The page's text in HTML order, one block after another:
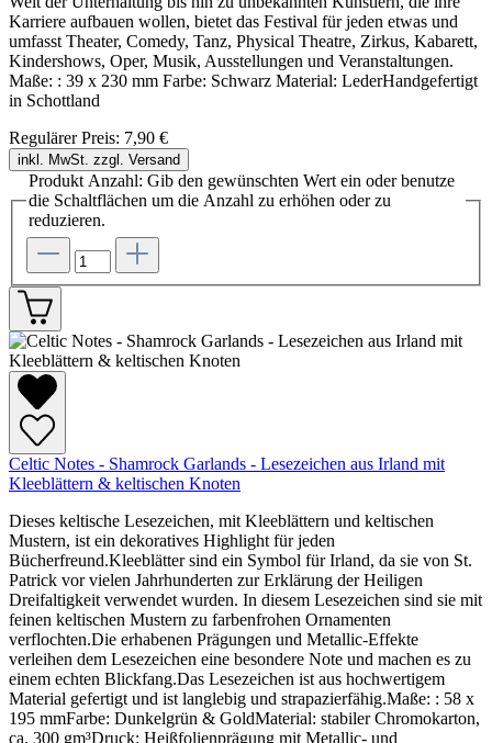
Karriere aufbauen wollen, bietet das Festival für jeden etwas und
umfasst Theater, Comedy, Tanz, Physical Theatre, Zirkus, Kabarett,
Kindershows, Oper, Musik, Ausstellungen und Veranstaltungen.
Maße: : 39 x 230 mm Farbe: Schwarz Material: LederHandgefertigt
in Schottland
Regulärer Preis: 7,90 €
inkl. MwSt. zzgl. Versand
Produkt Anzahl: Gib den gewünschten Wert ein oder benutze
die Schaltflächen um die Anzahl zu erhöhen oder zu
reduzieren.
Celtic Notes - Shamrock Garlands - Lesezeichen aus Irland mit
Kleeblättern & keltischen Knoten
Dieses keltische Lesezeichen, mit Kleeblättern und keltischen
Mustern, ist ein dekoratives Highlight für jeden
Bücherfreund.Kleeblätter sind ein Symbol für Irland, da sie von St.
Patrick vor vielen Jahrhunderten zur Erklärung der Heiligen
Dreifaltigkeit verwendet wurden. In diesem Lesezeichen sind sie mit
feinen keltischen Mustern zu farbenfrohen Ornamenten
verflochten.Die erhabenen Prägungen und Metallic-Effekte
verleihen dem Lesezeichen eine besondere Note und machen es zu
einem echten Blickfang.Das Lesezeichen ist aus hochwertigem
Material gefertigt und ist langlebig und strapazierfähig.Maße: : 58 x
195 mmFarbe: Dunkelgrün & GoldMaterial: stabiler Chromokarton,
ca. 300 gm³Druck: Heißfolienprägung mit Metallic- und